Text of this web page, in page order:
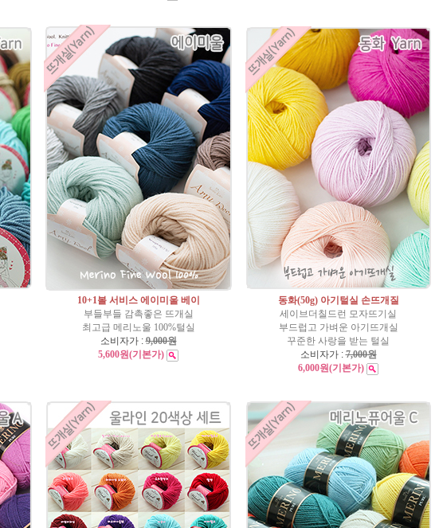
10+1볼 서비스 에이미울 베이
부들부들 감촉좋은 뜨개실
최고급 메리노울 100%털실
소비자가 :9,000원
5,600원(기본가)
동화(50g) 아기털실 손뜨개질
세이브더칠드런 모자뜨기실
부드럽고 가벼운 아기뜨개실
꾸준한 사랑을 받는 털실
소비자가 :7,000원
6,000원(기본가)